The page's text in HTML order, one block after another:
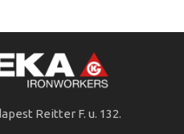
Reitter F. u. 132.